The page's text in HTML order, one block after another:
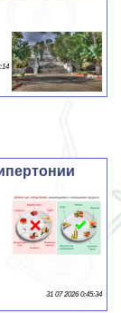
31 07 2026 0:45:34